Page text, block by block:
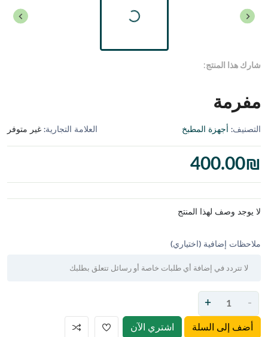
شارك هذا المنتج:
مفرمة
التصنيف:أجهزة المطبخ العلامة التجارية:غير متوفر
400.00₪
لا يوجد وصف لهذا المنتج
ملاحظات إضافية (اختياري)
-
+
أضف إلى السلة اشتري الآن